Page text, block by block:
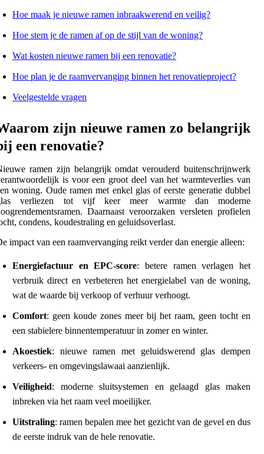
Hoe maak je nieuwe ramen inbraakwerend en veilig?
Hoe stem je de ramen af op de stijl van de woning?
Wat kosten nieuwe ramen bij een renovatie?
Hoe plan je de raamvervanging binnen het renovatieproject?
Veelgestelde vragen
zijn nieuwe ramen zo belangrijk
een renovatie?
ramen zijn belangrijk omdat verouderd buitenschrijnwerk
is voor een groot deel van het warmteverlies van
woning. Oude ramen met enkel glas of eerste generatie dubbel
verliezen tot vijf keer meer warmte dan moderne
Daarnaast veroorzaken versleten profielen
condens, koudestraling en geluidsoverlast.
impact van een raamvervanging reikt verder dan energie alleen:
Energiefactuur en EPC-score: betere ramen verlagen het
verbruik direct en verbeteren het energielabel van de woning,
wat de waarde bij verkoop of verhuur verhoogt.
Comfort: geen koude zones meer bij het raam, geen tocht en
een stabielere binnentemperatuur in zomer en winter.
Akoestiek: nieuwe ramen met geluidswerend glas dempen
verkeers- en omgevingslawaai aanzienlijk.
Veiligheid: moderne sluitsystemen en gelaagd glas maken
inbreken via het raam veel moeilijker.
Uitstraling: ramen bepalen mee het gezicht van de gevel en dus
de eerste indruk van de hele renovatie.